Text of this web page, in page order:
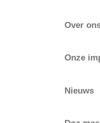
Over
Onze
Nieuws